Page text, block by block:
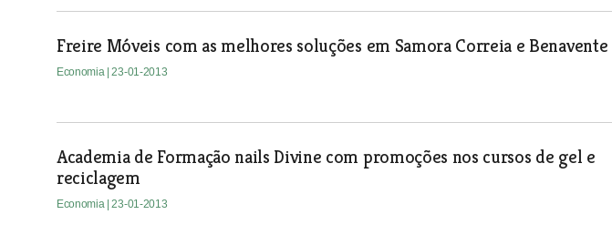
Freire Móveis com as melhores soluções em Samora Correia e Benavente
Economia | 23-01-2013
Academia de Formação nails Divine com promoções nos cursos de gel e
reciclagem
Economia | 23-01-2013